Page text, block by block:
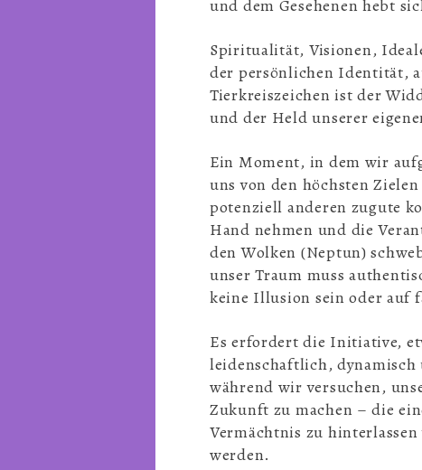
und dem Gesehenen hebt
Spiritualität, Visionen,
der persönlichen Identität,
Tierkreiszeichen ist der
und der Held unserer
Ein Moment, in dem wir
uns von den höchsten
potenziell anderen zugute
Hand nehmen und die
den Wolken (Neptun)
unser Traum muss
keine Illusion sein oder auf
Es erfordert die Initiative,
leidenschaftlich,
während wir versuchen,
Zukunft zu machen – die
Vermächtnis zu
werden.